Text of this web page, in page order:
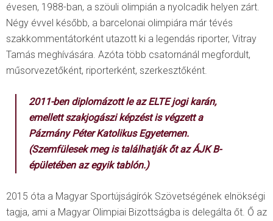
évesen, 1988-ban, a szöuli olimpián a nyolcadik helyen zárt.
Négy évvel később, a barcelonai olimpiára már tévés
szakkommentátorként utazott ki a legendás riporter, Vitray
Tamás meghívására. Azóta több csatornánál megfordult,
műsorvezetőként, riporterként, szerkesztőként.
2011-ben diplomázott le az ELTE jogi karán,
emellett szakjogászi képzést is végzett a
Pázmány Péter Katolikus Egyetemen.
(Szemfülesek meg is találhatják őt az ÁJK B-
épületében az egyik tablón.)
2015 óta a Magyar Sportújságírók Szövetségének elnökségi
tagja, ami a Magyar Olimpiai Bizottságba is delegálta őt. Ő az